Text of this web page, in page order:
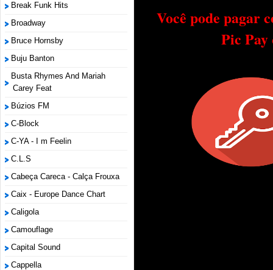
Break Funk Hits
Broadway
Bruce Hornsby
Buju Banton
Busta Rhymes And Mariah
Carey Feat
Búzios FM
C-Block
C-YA - I m Feelin
C.L.S
Cabeça Careca - Calça Frouxa
Caix - Europe Dance Chart
Caligola
Camouflage
Capital Sound
Cappella
Você pode pagar
Pic